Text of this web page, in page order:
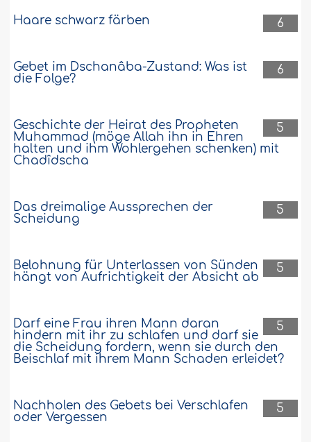
6
Haare schwarz färben
6
Gebet im Dschanâba-Zustand: Was ist
die Folge?
5
Geschichte der Heirat des Propheten
Muhammad (möge Allah ihn in Ehren
halten und ihm Wohlergehen schenken) mit
Chadîdscha
5
Das dreimalige Aussprechen der
Scheidung
5
Belohnung für Unterlassen von Sünden
hängt von Aufrichtigkeit der Absicht ab
5
Darf eine Frau ihren Mann daran
hindern mit ihr zu schlafen und darf sie
die Scheidung fordern, wenn sie durch den
Beischlaf mit ihrem Mann Schaden erleidet?
5
Nachholen des Gebets bei Verschlafen
oder Vergessen